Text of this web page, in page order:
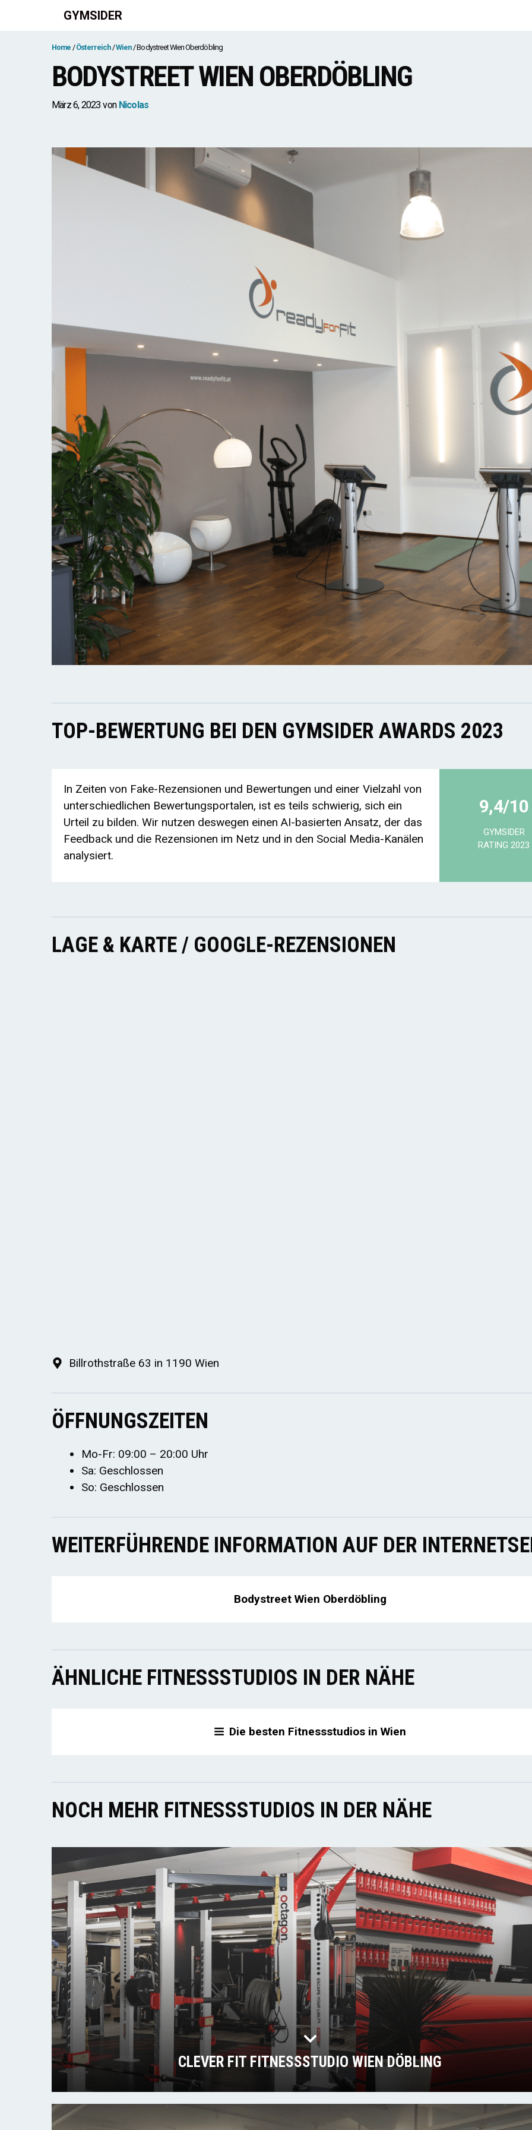
GYMSIDER
Home Österreich Wien Bodystreet Wien Oberdöbling
BODYSTREET WIEN OBERDÖBLING
März 6, 2023 von Nicolas
TOP-BEWERTUNG BEI DEN GYMSIDER AWARDS 2023
In Zeiten von Fake-Rezensionen und Bewertungen und einer Vielzahl von
unterschiedlichen Bewertungsportalen, ist es teils schwierig, sich ein
Urteil zu bilden. Wir nutzen deswegen einen AI-basierten Ansatz, der das
Feedback und die Rezensionen im Netz und in den Social Media-Kanälen
analysiert.
9,4/10
GYMSIDER
RATING 2023
LAGE & KARTE / GOOGLE-REZENSIONEN
Billrothstraße 63 in 1190 Wien
ÖFFNUNGSZEITEN
Mo-Fr: 09:00 – 20:00 Uhr
Sa: Geschlossen
So: Geschlossen
WEITERFÜHRENDE INFORMATION AUF DER
Bodystreet Wien Oberdöbling
ÄHNLICHE FITNESSSTUDIOS IN DER NÄHE
Die besten Fitnessstudios in Wien
NOCH MEHR FITNESSSTUDIOS IN DER NÄHE
CLEVER FIT FITNESSSTUDIO WIEN DÖBLING